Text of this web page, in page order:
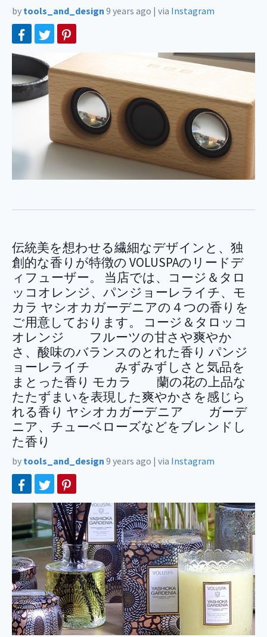
by tools_and_design 9 years ago | via Instagram
伝統美を想わせる繊細なデザインと、独
創的な香りが特徴の VOLUSPAのリードデ
ィフューザー。 当店では、コージ＆タロ
ッコオレンジ、パンジョーレライチ、モ
カラ ヤシオカガーデニアの４つの香りを
ご用意しております。 コージ＆タロッコ
オレンジ フルーツの甘さや爽やか
さ、酸味のバランスのとれた香り パンジ
ョーレライチ みずみずしさと気品を
まとった香り モカラ 蘭の花の上品な
たたずまいを表現した爽やかさを感じら
れる香り ヤシオカガーデニア ガーデ
ニア、チューベローズなどをブレンドし
た香り
by tools_and_design 9 years ago | via Instagram